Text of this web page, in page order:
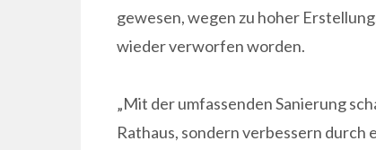
gewesen, wegen zu hoher
wieder verworfen worden.
„Mit der umfassenden Sanierung
Rathaus, sondern verbessern